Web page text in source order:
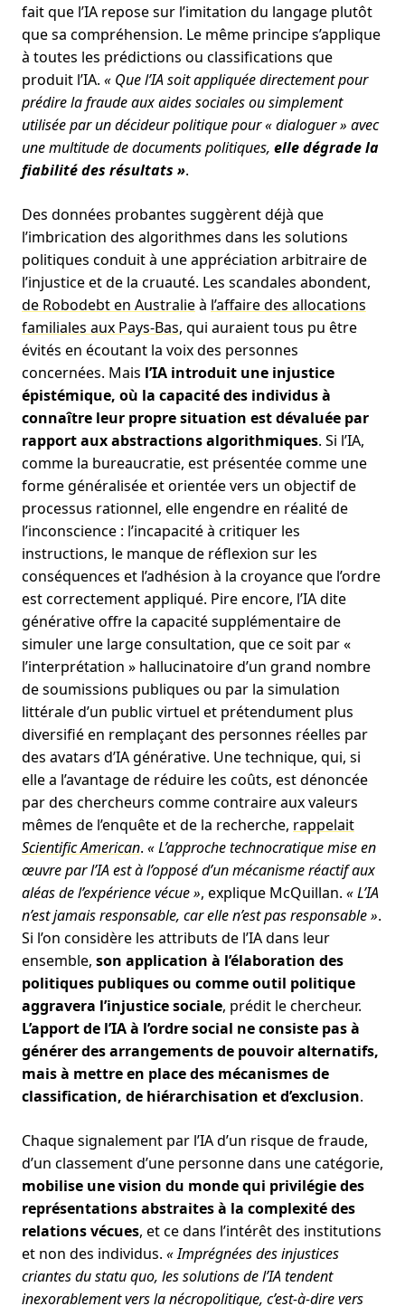
fait que l’IA repose sur l’imitation du langage plutôt
que sa compréhension. Le même principe s’applique
à toutes les prédictions ou classifications que
produit l’IA. « Que l’IA soit appliquée directement pour
prédire la fraude aux aides sociales ou simplement
utilisée par un décideur politique pour « dialoguer » avec
une multitude de documents politiques, elle dégrade la
fiabilité des résultats ».
Des données probantes suggèrent déjà que
l’imbrication des algorithmes dans les solutions
politiques conduit à une appréciation arbitraire de
l’injustice et de la cruauté. Les scandales abondent,
de Robodebt en Australieà l’affaire des allocations
familiales aux Pays-Bas, qui auraient tous pu être
évités en écoutant la voix des personnes
concernées. Mais l’IA introduit une injustice
épistémique, où la capacité des individus à
connaître leur propre situation est dévaluée par
rapport aux abstractions algorithmiques. Si l’IA,
comme la bureaucratie, est présentée comme une
forme généralisée et orientée vers un objectif de
processus rationnel, elle engendre en réalité de
l’inconscience : l’incapacité à critiquer les
instructions, le manque de réflexion sur les
conséquences et l’adhésion à la croyance que l’ordre
est correctement appliqué. Pire encore, l’IA dite
générative offre la capacité supplémentaire de
simuler une large consultation, que ce soit par «
l’interprétation » hallucinatoire d’un grand nombre
de soumissions publiques ou par la simulation
littérale d’un public virtuel et prétendument plus
diversifié en remplaçant des personnes réelles par
des avatars d’IA générative. Une technique, qui, si
elle a l’avantage de réduire les coûts, est dénoncée
par des chercheurs comme contraire aux valeurs
mêmes de l’enquête et de la recherche, rappelait
Scientific American. « L’approche technocratique mise en
œuvre par l’IA est à l’opposé d’un mécanisme réactif aux
aléas de l’expérience vécue », explique McQuillan. « L’IA
n’est jamais responsable, car elle n’est pas responsable ».
Si l’on considère les attributs de l’IA dans leur
ensemble, son application à l’élaboration des
politiques publiques ou comme outil politique
aggravera l’injustice sociale, prédit le chercheur.
L’apport de l’IA à l’ordre social ne consiste pas à
générer des arrangements de pouvoir alternatifs,
mais à mettre en place des mécanismes de
classification, de hiérarchisation et d’exclusion.
Chaque signalement par l’IA d’un risque de fraude,
d’un classement d’une personne dans une catégorie,
mobilise une vision du monde qui privilégie des
représentations abstraites à la complexité des
relations vécues, et ce dans l’intérêt des institutions
et non des individus. « Imprégnées des injustices
criantes du statu quo, les solutions de l’IA tendent
inexorablement vers la nécropolitique, c’est-à-dire vers